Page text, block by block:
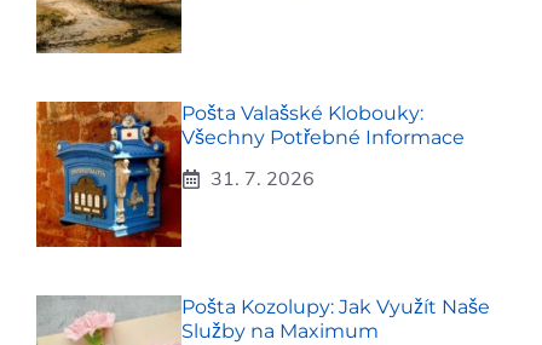
Pošta Valašské Klobouky:
Všechny Potřebné Informace
31. 7. 2026
Pošta Kozolupy: Jak Využít Naše
Služby na Maximum